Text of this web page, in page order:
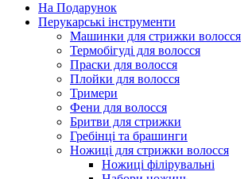
На Подарунок
Перукарські інструменти
Машинки для стрижки волосся
Термобігуді для волосся
Праски для волосся
Плойки для волосся
Тримери
Фени для волосся
Бритви для стрижки
Гребінці та брашинги
Ножиці для стрижки волосся
Ножиці філірувальні